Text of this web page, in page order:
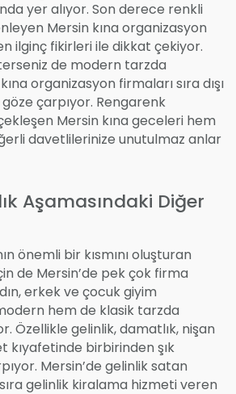
yer alıyor. Son derece renkli
Mersin kına organizasyon
ilginç fikirleri ile dikkat çekiyor.
de modern tarzda
organizasyon firmaları sıra dışı
çarpıyor. Rengarenk
Mersin kına geceleri hem
davetlilerinize unutulmaz anlar
Aşamasındaki Diğer
önemli bir kısmını oluşturan
de Mersin’de pek çok firma
erkek ve çocuk giyim
hem de klasik tarzda
Özellikle gelinlik, damatlık, nişan
kıyafetinde birbirinden şık
Mersin’de gelinlik satan
gelinlik kiralama hizmeti veren